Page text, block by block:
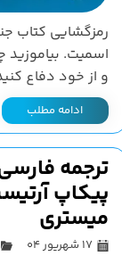
اسمیت.
و از خود دفاع
ادامه مطلب
ترجمه
میستری
۱۷ شهریور ۰۴